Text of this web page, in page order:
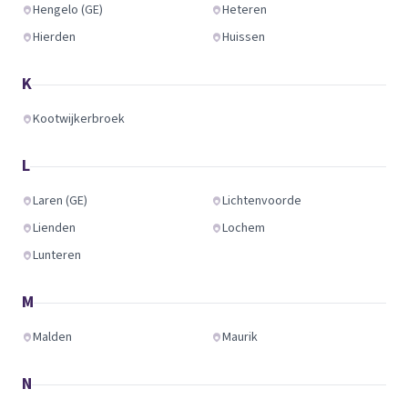
Hengelo (GE)
Heteren
Hierden
Huissen
K
Kootwijkerbroek
L
Laren (GE)
Lichtenvoorde
Lienden
Lochem
Lunteren
M
Malden Maurik
N